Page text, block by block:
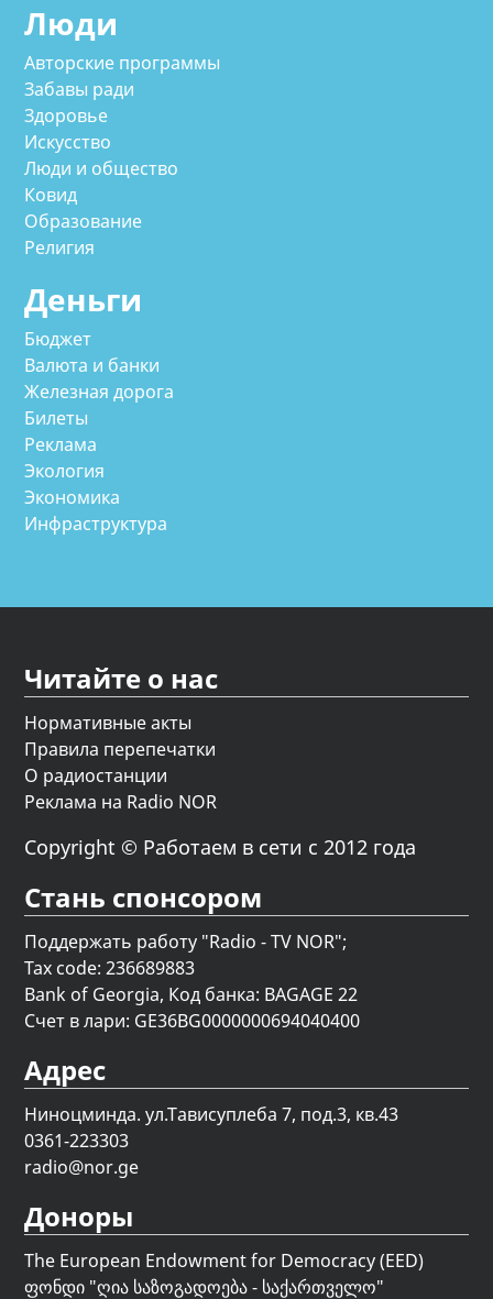
Люди
Авторские программы
Забавы ради
Здоровье
Искусство
Люди и общество
Ковид
Образование
Религия
Деньги
Бюджет
Валюта и банки
Железная дорога
Билеты
Реклама
Экология
Экономика
Инфраструктура
Читайте о нас
Нормативные акты
Правила перепечатки
О радиостанции
Реклама на Radio NOR
Copyright © Работаем в сети с 2012 года
Стань спонсором
Поддержать работу "Radio - TV NOR";
Tax code: 236689883
Bank of Georgia, Код банка: BAGAGE 22
Счет в лари: GE36BG0000000694040400
Адрес
Ниноцминда. ул.Тависуплеба 7, под.3, кв.43
0361-223303
radio@nor.ge
Доноры
The European Endowment for Democracy (EED)
ფონდი "ღია საზოგადოება - საქართველო"